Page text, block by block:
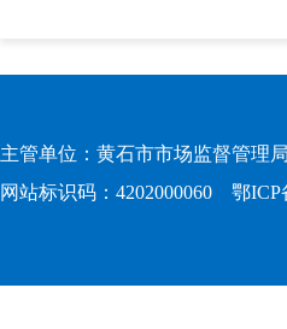
主管单位：黄石市市场监督管理
网站标识码：4202000060 鄂ICP